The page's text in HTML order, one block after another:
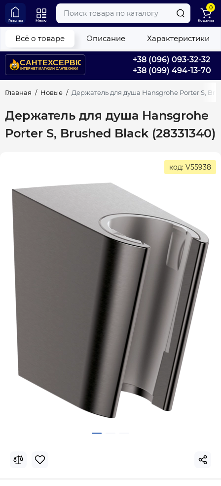
+38 (096) 093-32-32
+38 (099) 494-13-70
Главная Меню
0
Корзина
Главная Новые Держатель для душа Hansgrohe Porter S,
Держатель для душа Hansgrohe
Porter S, Brushed Black (28331340)
Всё о товаре Описание Характеристики
код: V55938